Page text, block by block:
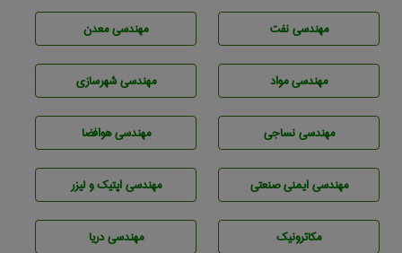
مهندسی نفت مهندسی معدن
مهندسی مواد مهندسی شهرسازی
مهندسي نساجی مهندسی هوافضا
مهندسی ایمنی صنعتی مهندسی اپتیک و لیزر
مکاترونیک مهندسی دریا